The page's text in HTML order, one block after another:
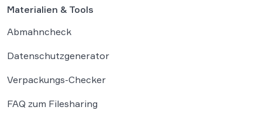
Materialien & Tools
Abmahncheck
Datenschutzgenerator
Verpackungs-Checker
FAQ zum Filesharing